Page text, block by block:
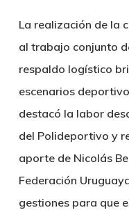
La realización de la
al trabajo conjunto
respaldo logístico
escenarios
destacó la labor
del Polideportivo y
aporte de Nicolás
Federación
gestiones para que